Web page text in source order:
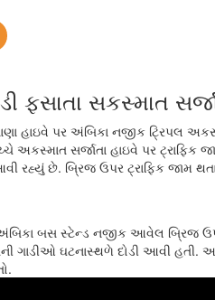
ફસાતા સકસ્માત
હાઇવે પર અંબિકા નજીક ટ્રિપલ
અકસ્માત સર્જાતા હાઇવે પર
રહ્યું છે. બ્રિજ ઉપર ટ્રાફિક જામ
બસ સ્ટેન્ડ નજીક આવેલ બ્રિજ
ગાડીઓ ઘટનાસ્થળે દોડી આવી હતી.